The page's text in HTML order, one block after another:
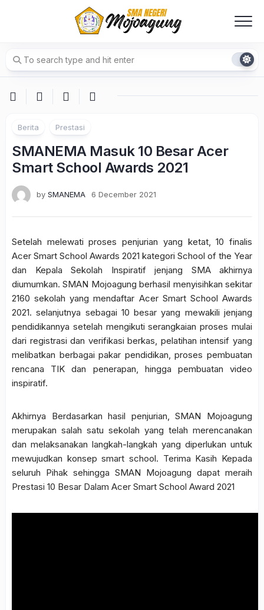
Berita Prestasi
SMANEMA Masuk 10 Besar Acer
Smart School Awards 2021
by SMANEMA 6 December 2021
Setelah melewati proses penjurian yang ketat, 10 finalis
Acer Smart School Awards 2021 kategori School of the Year
dan Kepala Sekolah Inspiratif jenjang SMA akhirnya
diumumkan. SMAN Mojoagung berhasil menyisihkan sekitar
2160 sekolah yang mendaftar Acer Smart School Awards
2021. selanjutnya sebagai 10 besar yang mewakili jenjang
pendidikannya setelah mengikuti serangkaian proses mulai
dari registrasi dan verifikasi berkas, pelatihan intensif yang
melibatkan berbagai pakar pendidikan, proses pembuatan
rencana TIK dan penerapan, hingga pembuatan video
inspiratif.
Akhirnya Berdasarkan hasil penjurian, SMAN Mojoagung
merupakan salah satu sekolah yang telah merencanakan
dan melaksanakan langkah-langkah yang diperlukan untuk
mewujudkan konsep smart school. Terima Kasih Kepada
seluruh Pihak sehingga SMAN Mojoagung dapat meraih
Prestasi 10 Besar Dalam Acer Smart School Award 2021